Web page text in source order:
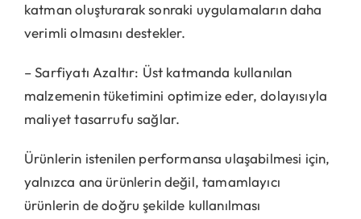
katman oluşturarak sonraki uygulamaların daha
verimli olmasını destekler.
– Sarfiyatı Azaltır: Üst katmanda kullanılan
malzemenin tüketimini optimize eder, dolayısıyla
maliyet tasarrufu sağlar.
Ürünlerin istenilen performansa ulaşabilmesi için,
yalnızca ana ürünlerin değil, tamamlayıcı
ürünlerin de doğru şekilde kullanılması